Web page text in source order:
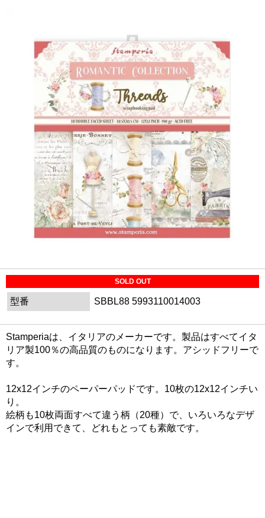
SOLD OUT
型番 SBBL88 5993110014003
Stamperiaは、イタリアのメーカーです。製品はすべてイタ
リア製100％の高品質のものになります。アシッドフリーで
す。
12x12インチのペーパーパッドです。10枚の12x12インチい
り。
絵柄も10枚両面すべて違う柄（20種）で、いろいろなデザ
インで利用できて、どれもとっても素敵です。